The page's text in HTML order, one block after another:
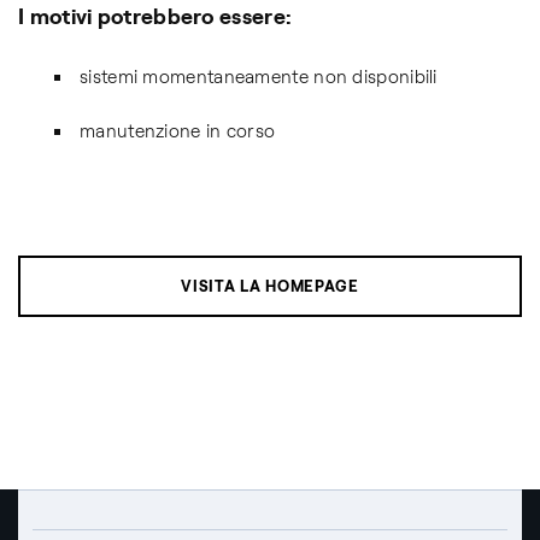
I motivi potrebbero essere:
sistemi momentaneamente non disponibili
manutenzione in corso
VISITA LA HOMEPAGE